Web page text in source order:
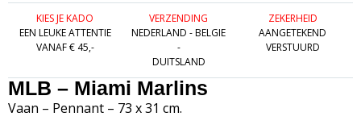
KIES JE KADO
EEN LEUKE ATTENTIE
VANAF € 45,-
VERZENDING
NEDERLAND - BELGIE
-
DUITSLAND
ZEKERHEID
AANGETEKEND
VERSTUURD
MLB – Miami Marlins
Vaan – Pennant – 73 x 31 cm.